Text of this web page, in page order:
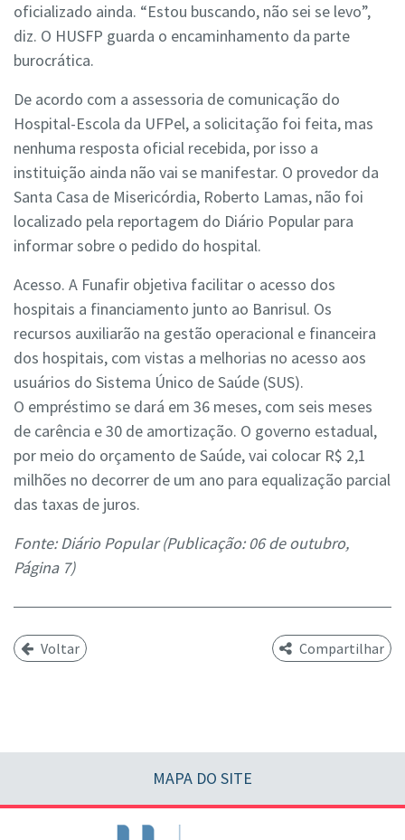
oficializado ainda. “Estou buscando, não sei se levo”,
diz. O HUSFP guarda o encaminhamento da parte
burocrática.
De acordo com a assessoria de comunicação do
Hospital-Escola da UFPel, a solicitação foi feita, mas
nenhuma resposta oficial recebida, por isso a
instituição ainda não vai se manifestar. O provedor da
Santa Casa de Misericórdia, Roberto Lamas, não foi
localizado pela reportagem do Diário Popular para
informar sobre o pedido do hospital.
Acesso. A Funafir objetiva facilitar o acesso dos
hospitais a financiamento junto ao Banrisul. Os
recursos auxiliarão na gestão operacional e financeira
dos hospitais, com vistas a melhorias no acesso aos
usuários do Sistema Único de Saúde (SUS).
O empréstimo se dará em 36 meses, com seis meses
de carência e 30 de amortização. O governo estadual,
por meio do orçamento de Saúde, vai colocar R$ 2,1
milhões no decorrer de um ano para equalização parcial
das taxas de juros.
Fonte: Diário Popular (Publicação: 06 de outubro,
Página 7)
Voltar Compartilhar
MAPA DO SITE